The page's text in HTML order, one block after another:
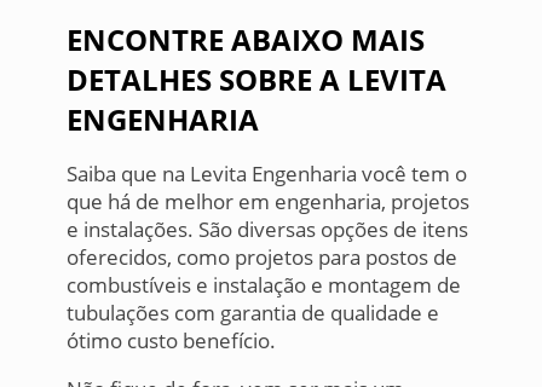
ENCONTRE ABAIXO MAIS
DETALHES SOBRE A LEVITA
ENGENHARIA
Saiba que na Levita Engenharia você tem o
que há de melhor em engenharia, projetos
e instalações. São diversas opções de itens
oferecidos, como projetos para postos de
combustíveis e instalação e montagem de
tubulações com garantia de qualidade e
ótimo custo benefício.